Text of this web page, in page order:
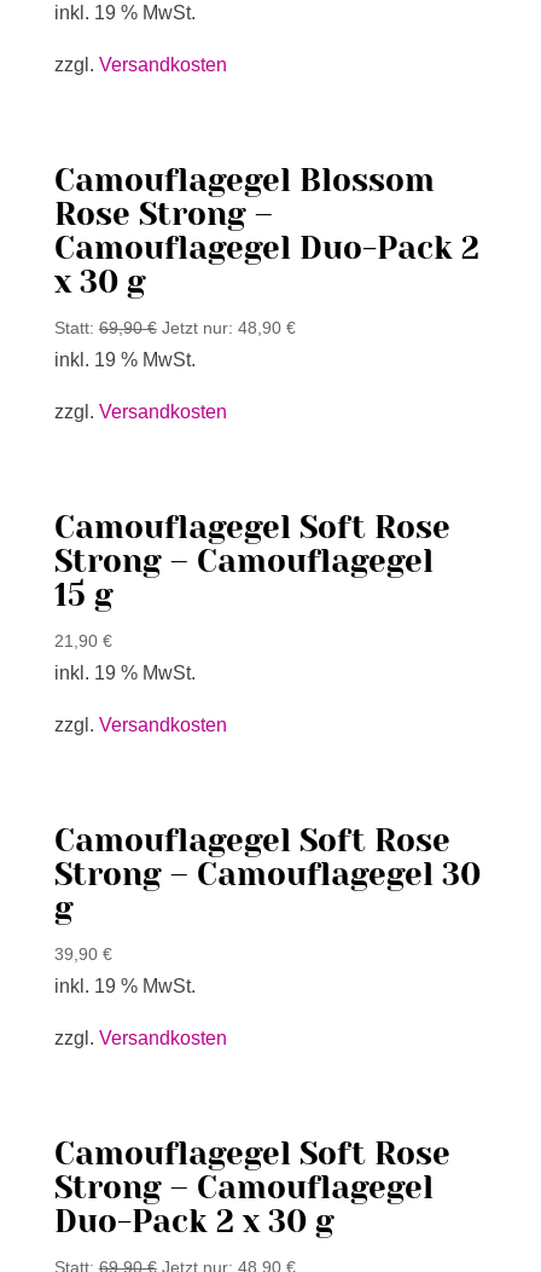
inkl. 19 % MwSt.
zzgl. Versandkosten
Camouflagegel Blossom
Rose Strong –
Camouflagegel Duo-Pack 2
x 30 g
Statt: 69,90€ Jetzt nur: 48,90 €
inkl. 19 % MwSt.
zzgl. Versandkosten
Camouflagegel Soft Rose
Strong – Camouflagegel
15 g
21,90 €
inkl. 19 % MwSt.
zzgl. Versandkosten
Camouflagegel Soft Rose
Strong – Camouflagegel 30
g
39,90 €
inkl. 19 % MwSt.
zzgl. Versandkosten
Camouflagegel Soft Rose
Strong – Camouflagegel
Duo-Pack 2 x 30 g
Statt: 69,90€ Jetzt nur: 48,90 €